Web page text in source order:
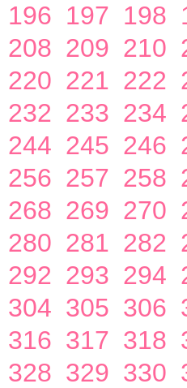
196 197 198
208 209 210
220 221 222
232 233 234
244 245 246
256 257 258
268 269 270
280 281 282
292 293 294
304 305 306
316 317 318
328 329 330